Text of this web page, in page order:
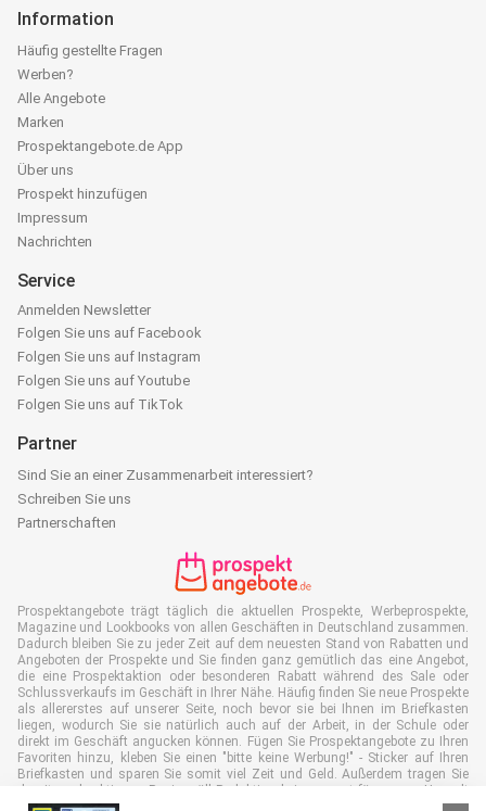
Information
Häufig gestellte Fragen
Werben?
Alle Angebote
Marken
Prospektangebote.de App
Über uns
Prospekt hinzufügen
Impressum
Nachrichten
Service
Anmelden Newsletter
Folgen Sie uns auf Facebook
Folgen Sie uns auf Instagram
Folgen Sie uns auf Youtube
Folgen Sie uns auf TikTok
Partner
Sind Sie an einer Zusammenarbeit interessiert?
Schreiben Sie uns
Partnerschaften
Prospektangebote trägt täglich die aktuellen Prospekte, Werbeprospekte,
Magazine und Lookbooks von allen Geschäften in Deutschland zusammen.
Dadurch bleiben Sie zu jeder Zeit auf dem neuesten Stand von Rabatten und
Angeboten der Prospekte und Sie finden ganz gemütlich das eine Angebot,
die eine Prospektaktion oder besonderen Rabatt während des Sale oder
Schlussverkaufs im Geschäft in Ihrer Nähe. Häufig finden Sie neue Prospekte
als allererstes auf unserer Seite, noch bevor sie bei Ihnen im Briefkasten
liegen, wodurch Sie sie natürlich auch auf der Arbeit, in der Schule oder
direkt im Geschäft angucken können. Fügen Sie Prospektangebote zu Ihren
Favoriten hinzu, kleben Sie einen "bitte keine Werbung!" - Sticker auf Ihren
Briefkasten und sparen Sie somit viel Zeit und Geld. Außerdem tragen Sie
damit auch aktiv zur Papiermüll Reduktion bei, was gut für unsere Umwelt
ist.